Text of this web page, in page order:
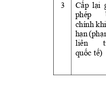
3 Cấp lại
phép
chính
hạn (ph
liên
quốc tế)